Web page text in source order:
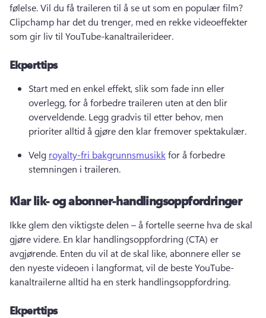
følelse.
Clipchamp har det du trenger, med en rekke videoeffekter
som gir liv til YouTube-kanaltrailerideer.
Ekperttips
Start med en enkel effekt, slik som fade inn eller
overlegg, for å forbedre traileren uten at den blir
overveldende. Legg gradvis til etter behov, men
prioriter alltid å gjøre den klar fremover spektakulær.
Velg royalty-fri bakgrunnsmusikk for å forbedre
stemningen i traileren.
Klar lik- og abonner-handlingsoppfordringer
Ikke glem den viktigste delen – å fortelle seerne hva de skal
gjøre videre. En klar handlingsoppfordring (CTA) er
avgjørende. Enten du vil at de skal like, abonnere eller se
den nyeste videoen i langformat, vil de beste YouTube-
kanaltrailerne alltid ha en sterk handlingsoppfordring.
Ekperttips